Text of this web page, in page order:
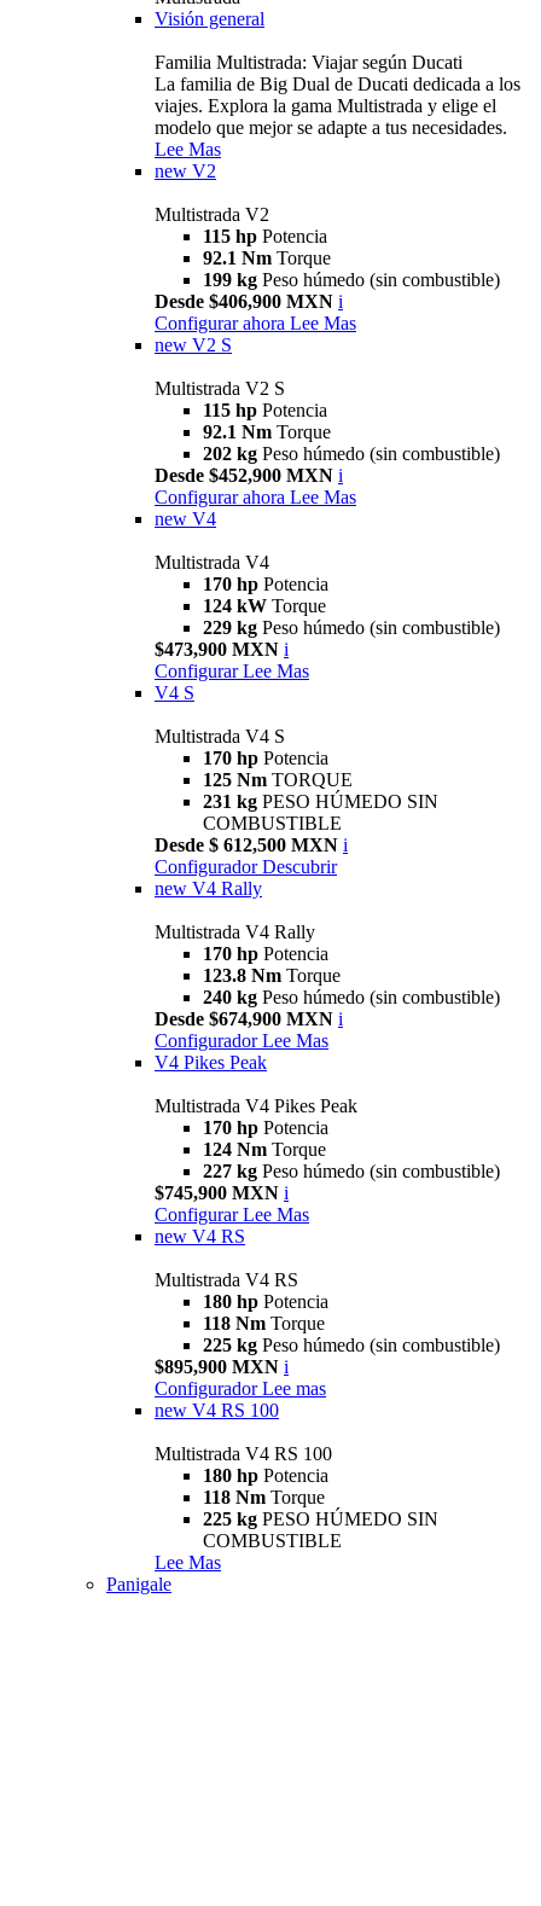
Visión general
Familia Multistrada: Viajar según Ducati
La familia de Big Dual de Ducati dedicada a los
viajes. Explora la gama Multistrada y elige el
modelo que mejor se adapte a tus necesidades.
Lee Mas
new V2
Multistrada V2
115 hp Potencia
92.1 Nm Torque
199 kg Peso húmedo (sin combustible)
Desde $406,900 MXN i
Configurar ahora Lee Mas
new V2 S
Multistrada V2 S
115 hp Potencia
92.1 Nm Torque
202 kg Peso húmedo (sin combustible)
Desde $452,900 MXN i
Configurar ahora Lee Mas
new V4
Multistrada V4
170 hp Potencia
124 kW Torque
229 kg Peso húmedo (sin combustible)
$473,900 MXN i
Configurar Lee Mas
V4 S
Multistrada V4 S
170 hp Potencia
125 Nm TORQUE
231 kg PESO HÚMEDO SIN
COMBUSTIBLE
Desde $ 612,500 MXN i
Configurador Descubrir
new V4 Rally
Multistrada V4 Rally
170 hp Potencia
123.8 Nm Torque
240 kg Peso húmedo (sin combustible)
Desde $674,900 MXN i
Configurador Lee Mas
V4 Pikes Peak
Multistrada V4 Pikes Peak
170 hp Potencia
124 Nm Torque
227 kg Peso húmedo (sin combustible)
$745,900 MXN i
Configurar Lee Mas
new V4 RS
Multistrada V4 RS
180 hp Potencia
118 Nm Torque
225 kg Peso húmedo (sin combustible)
$895,900 MXN i
Configurador Lee mas
new V4 RS 100
Multistrada V4 RS 100
180 hp Potencia
118 Nm Torque
225 kg PESO HÚMEDO SIN
COMBUSTIBLE
Lee Mas
Panigale